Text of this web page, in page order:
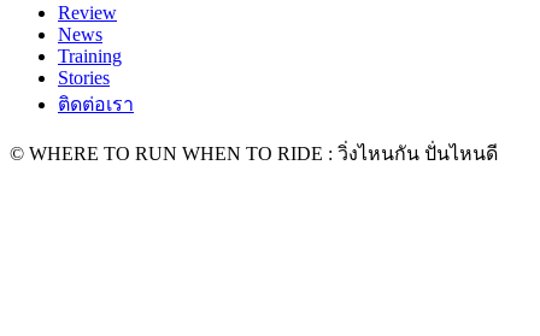
Review
News
Training
Stories
ติดต่อเรา
© WHERE TO RUN WHEN TO RIDE : วิ่งไหนกัน ปั่นไหนดี